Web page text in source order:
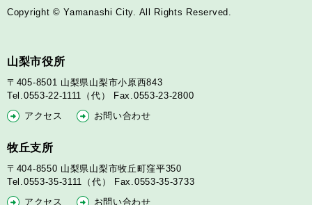
Copyright © Yamanashi City. All Rights Reserved.
山梨市役所
〒405-8501 山梨県山梨市小原西843
Tel.0553-22-1111（代）
Fax.0553-23-2800
アクセス
お問い合わせ
牧丘支所
〒404-8550 山梨県山梨市牧丘町窪平350
Tel.0553-35-3111（代）
Fax.0553-35-3733
アクセス
お問い合わせ